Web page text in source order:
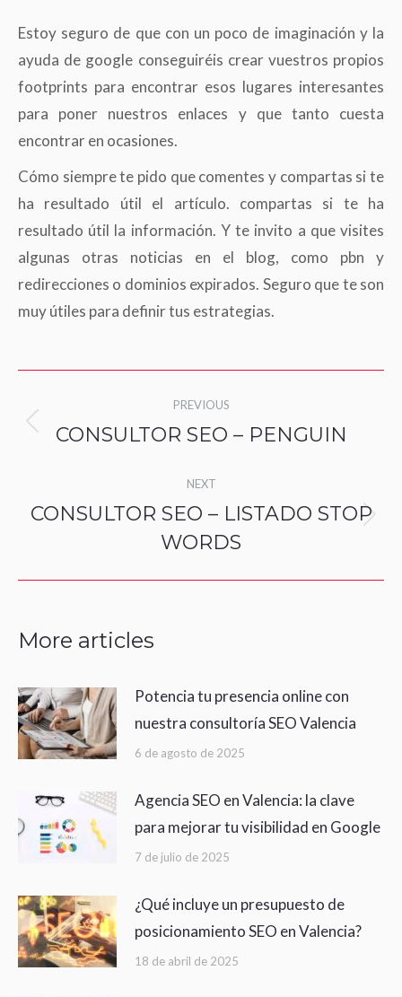
Estoy seguro de que con un poco de imaginación y la
ayuda de google conseguiréis crear vuestros propios
footprints para encontrar esos lugares interesantes
para poner nuestros enlaces y que tanto cuesta
encontrar en ocasiones.
Cómo siempre te pido que comentes y compartas si te
ha resultado útil el artículo. compartas si te ha
resultado útil la información. Y te invito a que visites
algunas otras noticias en el blog, como pbn y
redirecciones o dominios expirados. Seguro que te son
muy útiles para definir tus estrategias.
navigation
PREVIOUS
Previous
CONSULTOR SEO – PENGUIN
NEXT
Next
post:
CONSULTOR SEO – LISTADO STOP
WORDS
More articles
Potencia tu presencia online con
nuestra consultoría SEO Valencia
6 de agosto de 2025
Agencia SEO en Valencia: la clave
para mejorar tu visibilidad en Google
7 de julio de 2025
¿Qué incluye un presupuesto de
posicionamiento SEO en Valencia?
18 de abril de 2025